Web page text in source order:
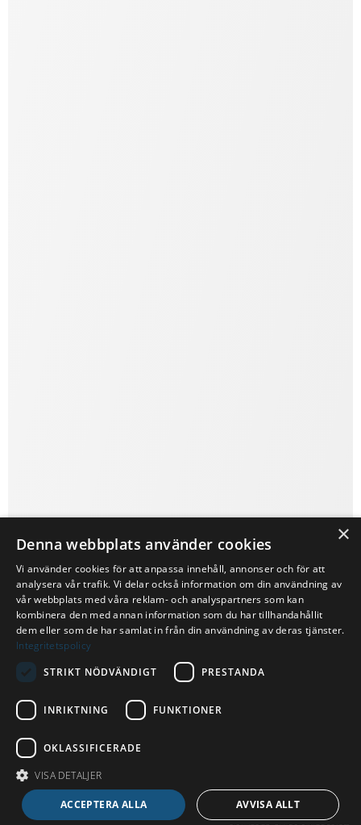
×
Denna webbplats använder cookies
Vi använder cookies för att anpassa innehåll, annonser och för att
analysera vår trafik. Vi delar också information om din användning av
vår webbplats med våra reklam- och analyspartners som kan
kombinera den med annan information som du har tillhandahållit
dem eller som de har samlat in från din användning av deras tjänster.
Integritetspolicy
STRIKT NÖDVÄNDIGT
PRESTANDA
INRIKTNING FUNKTIONER
OKLASSIFICERADE
VISA DETALJER
ACCEPTERA ALLA AVVISA ALLT